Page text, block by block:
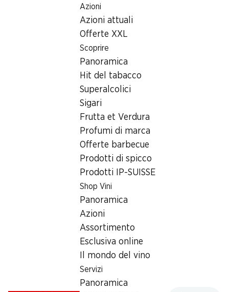
Azioni
Azioni attuali
Offerte XXL
Scoprire
Panoramica
Hit del tabacco
Superalcolici
Sigari
Frutta et Verdura
Profumi di marca
Offerte barbecue
Prodotti di spicco
Prodotti IP-SUISSE
Shop Vini
Panoramica
Azioni
Assortimento
Esclusiva online
Il mondo del vino
Servizi
Panoramica
Ricerca di filiale
Filiale Denner Hochweidstrasse 3, 8802 Kilchberg ZH
8802 Kilchberg ZH
Hochweidstrasse 3, 8802 Kilchberg ZH
Orari di apertura